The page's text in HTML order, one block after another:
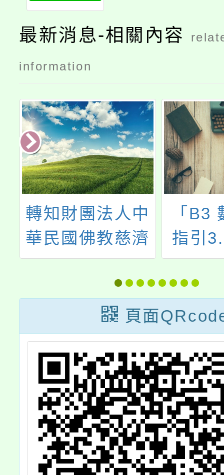
最新消息-相關內容
information
轉知財團法人中
華民國佛教慈濟
慈善事業基金會
辦理「教師心靈
成長營」活動簡
章，歡迎教師報
名參加。
「B3
指引
力
頁面